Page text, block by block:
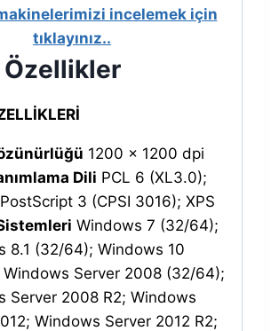
incelemek için
tıklayınız..
1200 x 1200 dpi
Dili PCL 6 (XL3.0);
3 (CPSI 3016); XPS
Windows 7 (32/64);
8.1 (32/64); Windows 10
Server 2008 (32/64);
Server 2008 R2; Windows
Windows Server 2012 R2;